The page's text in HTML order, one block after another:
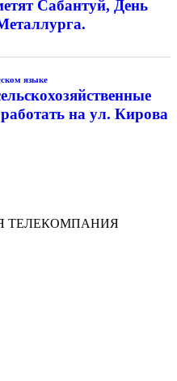
Сабантуй, День
языке
на ул. Кирова
ТЕЛЕКОМПАНИЯ